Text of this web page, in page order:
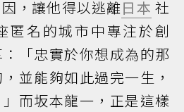
，讓他得以逃離日本 社
匿名的城市中專注於創
「忠實於你想成為的那
並能夠如此過完一生，
而坂本龍一，正是這樣